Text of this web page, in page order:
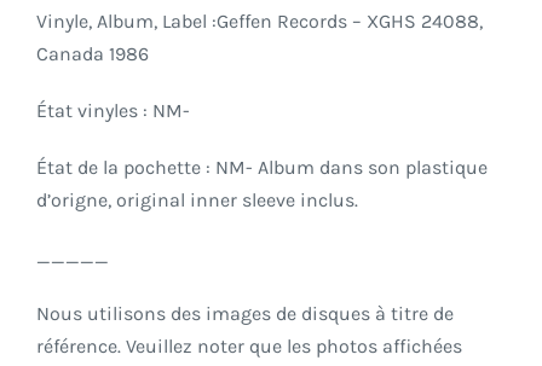
Vinyle, Album, Label :Geffen Records – XGHS 24088,
Canada 1986
État vinyles : NM-
État de la pochette : NM- Album dans son plastique
d’origne, original inner sleeve inclus.
_____
Nous utilisons des images de disques à titre de
référence. Veuillez noter que les photos affichées